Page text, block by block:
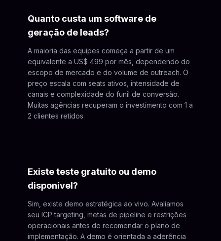
Quanto custa um software de
geração de leads?
A maioria das equipes começa a partir de um
equivalente a US$ 499 por mês, dependendo do
escopo de mercado e do volume de outreach. O
preço escala com seats ativos, intensidade de
canais e complexidade do funil de conversão.
Muitas agências recuperam o investimento com 1 a
2 clientes retidos.
Existe teste gratuito ou demo
disponível?
Sim, existe demo estratégica ao vivo. Avaliamos
seu ICP targeting, metas de pipeline e restrições
operacionais antes de recomendar o plano de
implementação. A demo é orientada a aderência